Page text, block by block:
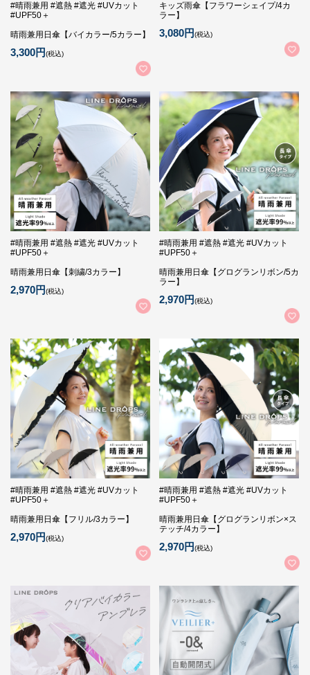
#晴雨兼用 #遮熱 #遮光 #UVカット
#UPF50＋
晴雨兼用日傘【バイカラー/5カラー】
3,300円(税込)
キッズ雨傘【フラワーシェイプ/4カ
ラー】
3,080円(税込)
#晴雨兼用 #遮熱 #遮光 #UVカット
#UPF50＋
晴雨兼用日傘【刺繍/3カラー】
2,970円(税込)
#晴雨兼用 #遮熱 #遮光 #UVカット
#UPF50＋
晴雨兼用日傘【グログランリボン/5カ
ラー】
2,970円(税込)
#晴雨兼用 #遮熱 #遮光 #UVカット
#UPF50＋
晴雨兼用日傘【フリル/3カラー】
2,970円(税込)
#晴雨兼用 #遮熱 #遮光 #UVカット
#UPF50＋
晴雨兼用日傘【グログランリボン×ス
テッチ/4カラー】
2,970円(税込)